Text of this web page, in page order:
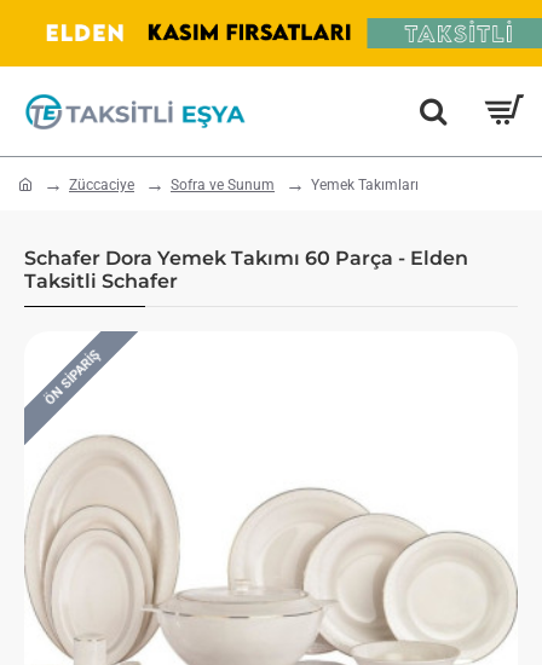
home Züccaciye Sofra ve Sunum Yemek Takımları
Schafer Dora Yemek Takımı 60 Parça - Elden
Taksitli Schafer
ÖN SIPARIŞ